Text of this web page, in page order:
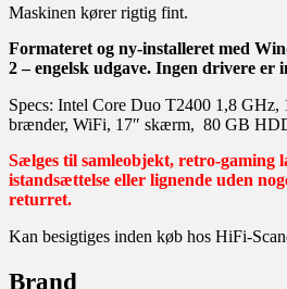
Maskinen kører rigtig fint.
Formateret og ny-installeret med
2 – engelsk udgave. Ingen drivere er
Specs: Intel Core Duo T2400 1,8
brænder, WiFi, 17″ skærm, 80 GB
Sælges til samleobjekt, retro-gaming
istandsættelse eller lignende uden
returret.
Kan besigtiges inden køb hos HiFi-
Brand